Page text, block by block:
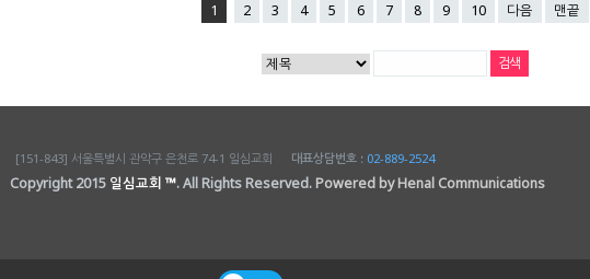
1 2 3 4 5 6 7 8 9 10 다음 맨끝
[151-843] 서울특별시 관악구 은천로 74-1 일심교회 대표상담번호 : 02-889-2524
Copyright 2015 일심교회 ™. All Rights Reserved. Powered by Henal Communications